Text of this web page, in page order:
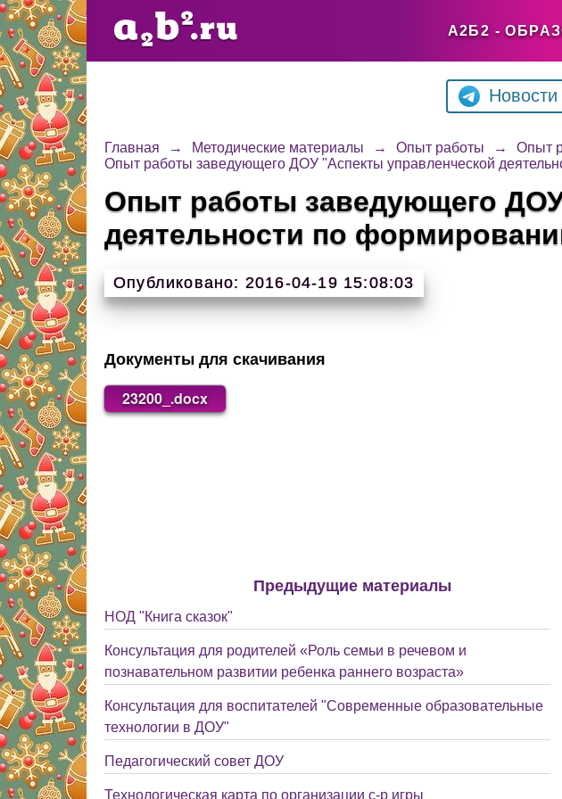
А2Б2 -
Новости
Главная → Методические материалы → Опыт работы → Опыт
Опыт работы заведующего ДОУ "Аспекты управленческой
Опыт работы заведующего
деятельности по
Опубликовано: 2016-04-19 15:08:03
Документы для скачивания
23200_.docx
Предыдущие материалы
НОД "Книга сказок"
Консультация для родителей «Роль семьи в речевом и
познавательном развитии ребенка раннего возраста»
Консультация для воспитателей "Современные образовательные
технологии в ДОУ"
Педагогический совет ДОУ
Технологическая карта по организации с-р игры